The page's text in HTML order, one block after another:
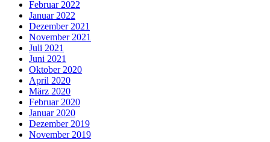
Februar 2022
Januar 2022
Dezember 2021
November 2021
Juli 2021
Juni 2021
Oktober 2020
April 2020
März 2020
Februar 2020
Januar 2020
Dezember 2019
November 2019